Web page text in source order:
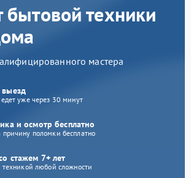
бытовой техники
мастера
уже через 30 минут
и осмотр бесплатно
поломки бесплатно
стажем 7+ лет
техникой любой сложности